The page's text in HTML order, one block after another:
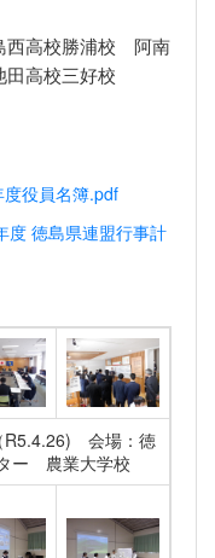
高校勝浦校 阿南
高校三好校
役員名簿.pdf
度 徳島県連盟行事計
R5.4.26) 会場：徳
ー 農業大学校